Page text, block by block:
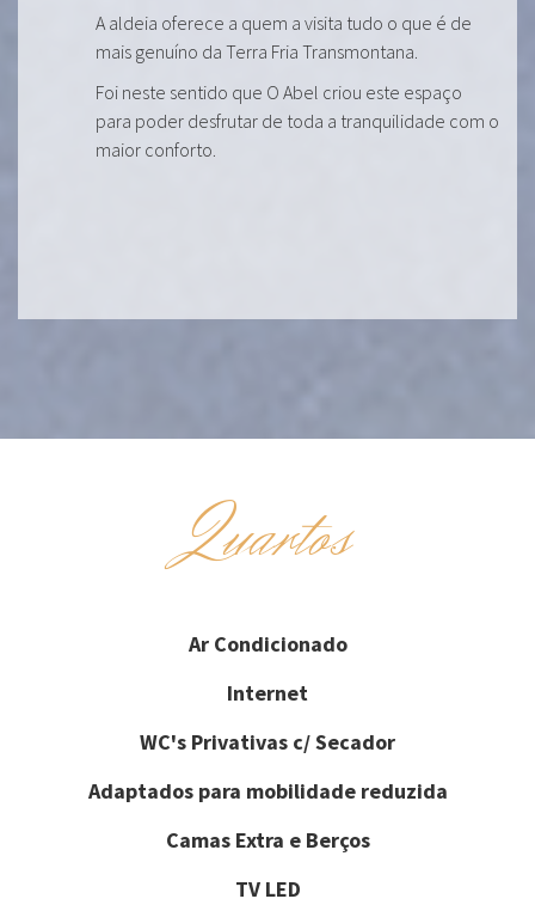
A aldeia oferece a quem a visita tudo o que é de
mais genuíno da Terra Fria Transmontana.
Foi neste sentido que O Abel criou este espaço
para poder desfrutar de toda a tranquilidade com o
maior conforto.
Quartos
Ar Condicionado
Internet
WC's Privativas c/ Secador
Adaptados para mobilidade reduzida
Camas Extra e Berços
TV LED